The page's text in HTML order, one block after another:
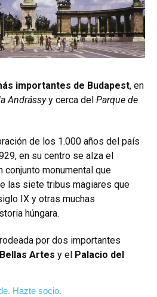
importantes de Budapest, en
Andrássyy cerca del Parque de
de los 1.000 años del país
en su centro se alza el
conjunto monumental que
las siete tribus magiares que
IX y otras muchas
húngara.
por dos importantes
Artes y el Palacio del
Hazte socio.